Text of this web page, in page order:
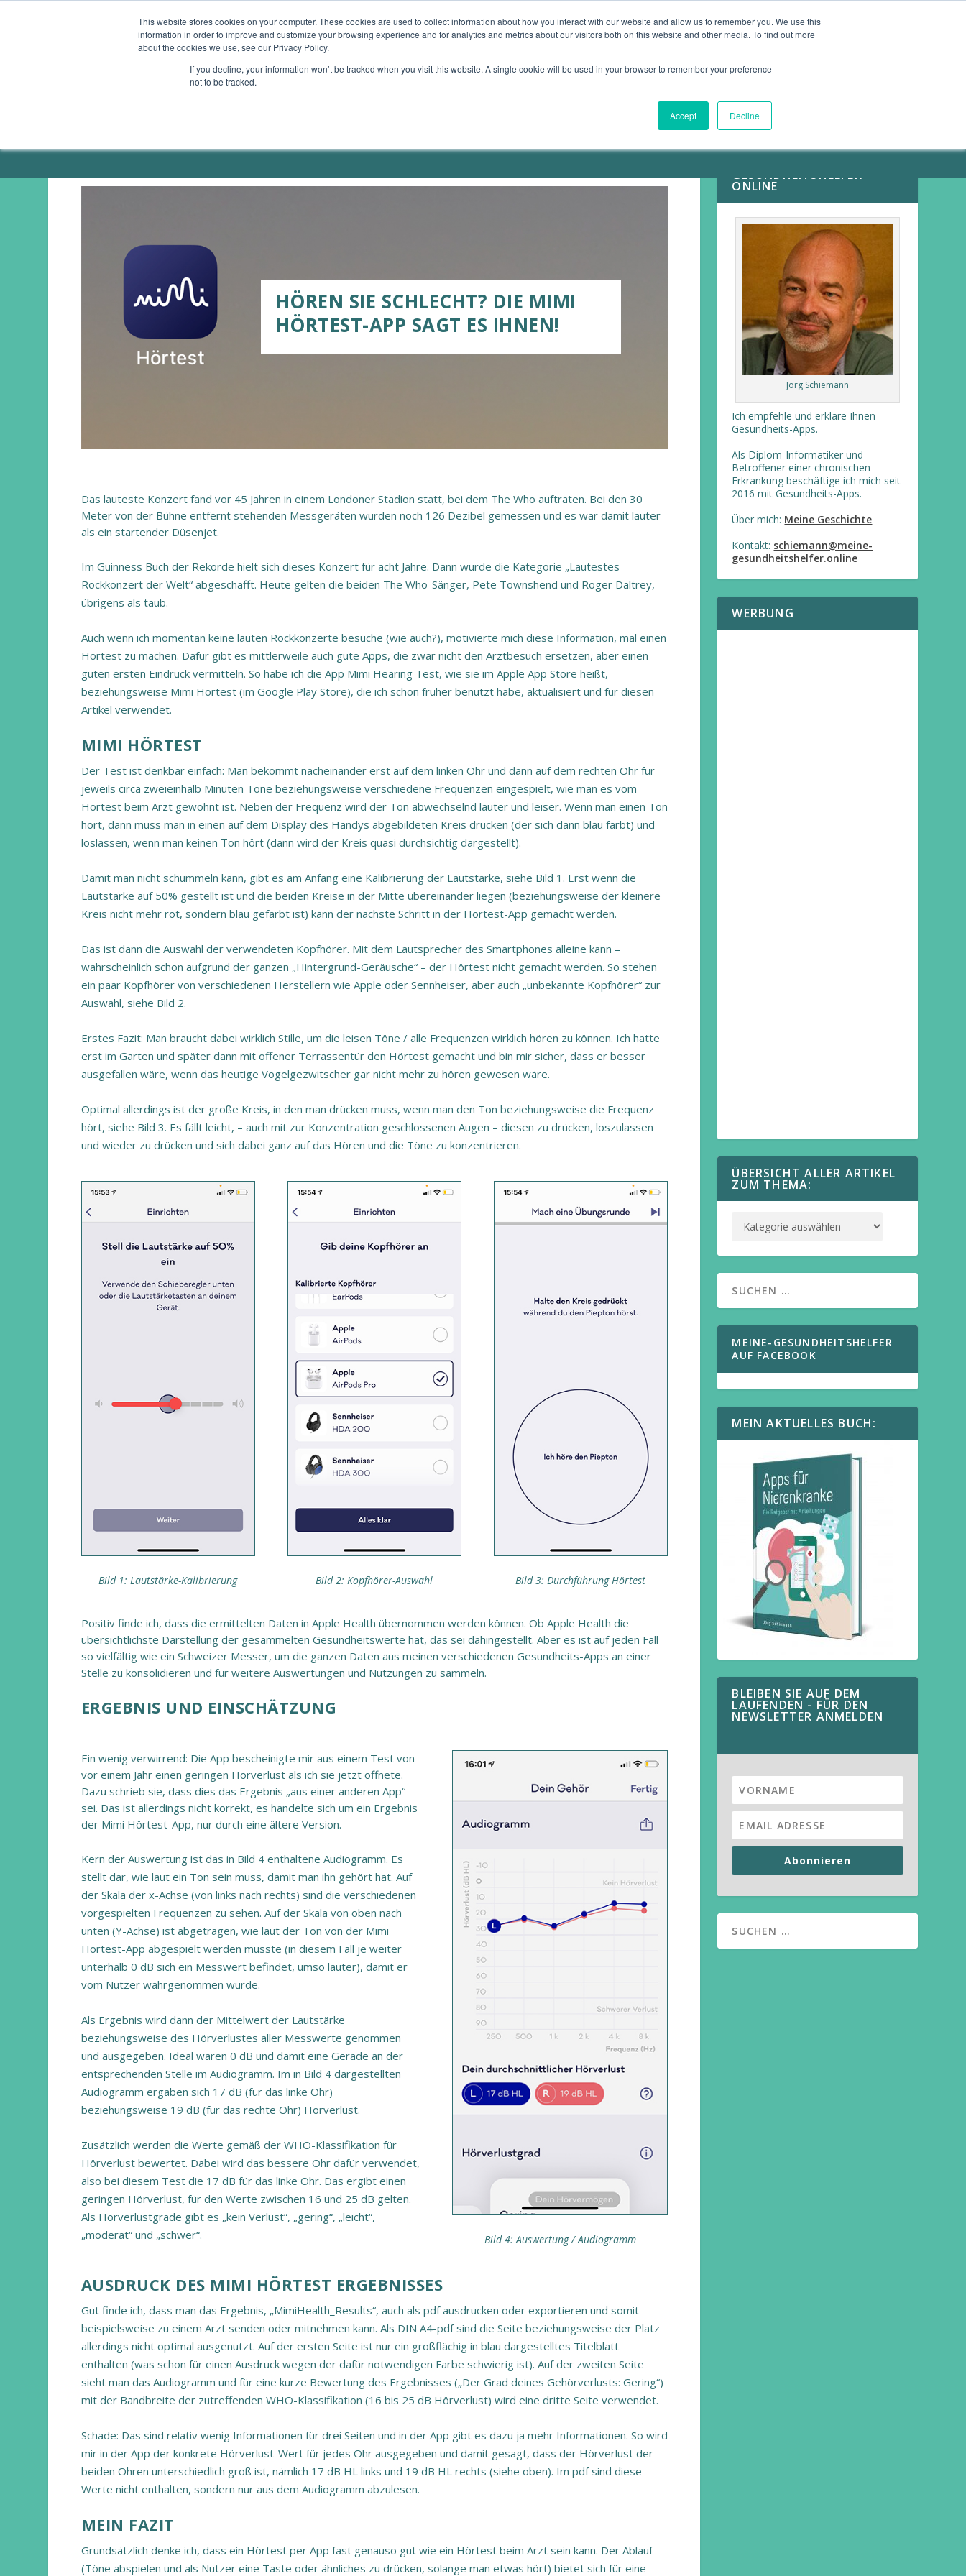
This website stores cookies on your computer. These cookies are used to collect information about how you interact with our website and allow us to remember you. We use this
information in order to improve and customize your browsing experience and for analytics and metrics about our visitors both on this website and other media. To find out more
about the cookies we use, see our Privacy Policy.
If you decline, your information won’t be tracked when you visit this website. A single cookie will be used in your browser to remember your preference
not to be tracked.
Accept Decline
GESUNDHEITS-APPS SMARTE GERÄTE MEIN ANGEBOT
HÖREN SIE SCHLECHT? DIE MIMI
HÖRTEST-APP SAGT ES IHNEN!
Das lauteste Konzert fand vor 45 Jahren in einem Londoner Stadion statt, bei dem The Who auftraten. Bei den 30
Meter von der Bühne entfernt stehenden Messgeräten wurden noch 126 Dezibel gemessen und es war damit lauter
als ein startender Düsenjet.
Im Guinness Buch der Rekorde hielt sich dieses Konzert für acht Jahre. Dann wurde die Kategorie „Lautestes
Rockkonzert der Welt“ abgeschafft. Heute gelten die beiden The Who-Sänger, Pete Townshend und Roger Daltrey,
übrigens als taub.
Auch wenn ich momentan keine lauten Rockkonzerte besuche (wie auch?), motivierte mich diese Information, mal einen
Hörtest zu machen. Dafür gibt es mittlerweile auch gute Apps, die zwar nicht den Arztbesuch ersetzen, aber einen
guten ersten Eindruck vermitteln. So habe ich die App Mimi Hearing Test, wie sie im Apple App Store heißt,
beziehungsweise Mimi Hörtest (im Google Play Store), die ich schon früher benutzt habe, aktualisiert und für diesen
Artikel verwendet.
MIMI HÖRTEST
Der Test ist denkbar einfach: Man bekommt nacheinander erst auf dem linken Ohr und dann auf dem rechten Ohr für
jeweils circa zweieinhalb Minuten Töne beziehungsweise verschiedene Frequenzen eingespielt, wie man es vom
Hörtest beim Arzt gewohnt ist. Neben der Frequenz wird der Ton abwechselnd lauter und leiser. Wenn man einen Ton
hört, dann muss man in einen auf dem Display des Handys abgebildeten Kreis drücken (der sich dann blau färbt) und
loslassen, wenn man keinen Ton hört (dann wird der Kreis quasi durchsichtig dargestellt).
Damit man nicht schummeln kann, gibt es am Anfang eine Kalibrierung der Lautstärke, siehe Bild 1. Erst wenn die
Lautstärke auf 50% gestellt ist und die beiden Kreise in der Mitte übereinander liegen (beziehungsweise der kleinere
Kreis nicht mehr rot, sondern blau gefärbt ist) kann der nächste Schritt in der Hörtest-App gemacht werden.
Das ist dann die Auswahl der verwendeten Kopfhörer. Mit dem Lautsprecher des Smartphones alleine kann –
wahrscheinlich schon aufgrund der ganzen „Hintergrund-Geräusche“ – der Hörtest nicht gemacht werden. So stehen
ein paar Kopfhörer von verschiedenen Herstellern wie Apple oder Sennheiser, aber auch „unbekannte Kopfhörer“ zur
Auswahl, siehe Bild 2.
Erstes Fazit: Man braucht dabei wirklich Stille, um die leisen Töne / alle Frequenzen wirklich hören zu können. Ich hatte
erst im Garten und später dann mit offener Terrassentür den Hörtest gemacht und bin mir sicher, dass er besser
ausgefallen wäre, wenn das heutige Vogelgezwitscher gar nicht mehr zu hören gewesen wäre.
Optimal allerdings ist der große Kreis, in den man drücken muss, wenn man den Ton beziehungsweise die Frequenz
hört, siehe Bild 3. Es fällt leicht, – auch mit zur Konzentration geschlossenen Augen – diesen zu drücken, loszulassen
und wieder zu drücken und sich dabei ganz auf das Hören und die Töne zu konzentrieren.
Bild 1: Lautstärke-Kalibrierung Bild 2: Kopfhörer-Auswahl Bild 3: Durchführung Hörtest
Positiv finde ich, dass die ermittelten Daten in Apple Health übernommen werden können. Ob Apple Health die
übersichtlichste Darstellung der gesammelten Gesundheitswerte hat, das sei dahingestellt. Aber es ist auf jeden Fall
so vielfältig wie ein Schweizer Messer, um die ganzen Daten aus meinen verschiedenen Gesundheits-Apps an einer
Stelle zu konsolidieren und für weitere Auswertungen und Nutzungen zu sammeln.
ERGEBNIS UND EINSCHÄTZUNG
Ein wenig verwirrend: Die App bescheinigte mir aus einem Test von
vor einem Jahr einen geringen Hörverlust als ich sie jetzt öffnete.
Dazu schrieb sie, dass dies das Ergebnis „aus einer anderen App“
sei. Das ist allerdings nicht korrekt, es handelte sich um ein Ergebnis
der Mimi Hörtest-App, nur durch eine ältere Version.
Kern der Auswertung ist das in Bild 4 enthaltene Audiogramm. Es
stellt dar, wie laut ein Ton sein muss, damit man ihn gehört hat. Auf
der Skala der x-Achse (von links nach rechts) sind die verschiedenen
vorgespielten Frequenzen zu sehen. Auf der Skala von oben nach
unten (Y-Achse) ist abgetragen, wie laut der Ton von der Mimi
Hörtest-App abgespielt werden musste (in diesem Fall je weiter
unterhalb 0 dB sich ein Messwert befindet, umso lauter), damit er
vom Nutzer wahrgenommen wurde.
Als Ergebnis wird dann der Mittelwert der Lautstärke
beziehungsweise des Hörverlustes aller Messwerte genommen
und ausgegeben. Ideal wären 0 dB und damit eine Gerade an der
entsprechenden Stelle im Audiogramm. Im in Bild 4 dargestellten
Audiogramm ergaben sich 17 dB (für das linke Ohr)
beziehungsweise 19 dB (für das rechte Ohr) Hörverlust.
Zusätzlich werden die Werte gemäß der WHO-Klassifikation für
Hörverlust bewertet. Dabei wird das bessere Ohr dafür verwendet,
also bei diesem Test die 17 dB für das linke Ohr. Das ergibt einen
geringen Hörverlust, für den Werte zwischen 16 und 25 dB gelten.
Als Hörverlustgrade gibt es „kein Verlust“, „gering“, „leicht“,
„moderat“ und „schwer“.
Bild 4: Auswertung / Audiogramm
AUSDRUCK DES MIMI HÖRTEST ERGEBNISSES
Gut finde ich, dass man das Ergebnis, „MimiHealth_Results“, auch als pdf ausdrucken oder exportieren und somit
beispielsweise zu einem Arzt senden oder mitnehmen kann. Als DIN A4-pdf sind die Seite beziehungsweise der Platz
allerdings nicht optimal ausgenutzt. Auf der ersten Seite ist nur ein großflächig in blau dargestelltes Titelblatt
enthalten (was schon für einen Ausdruck wegen der dafür notwendigen Farbe schwierig ist). Auf der zweiten Seite
sieht man das Audiogramm und für eine kurze Bewertung des Ergebnisses („Der Grad deines Gehörverlusts: Gering“)
mit der Bandbreite der zutreffenden WHO-Klassifikation (16 bis 25 dB Hörverlust) wird eine dritte Seite verwendet.
Schade: Das sind relativ wenig Informationen für drei Seiten und in der App gibt es dazu ja mehr Informationen. So wird
mir in der App der konkrete Hörverlust-Wert für jedes Ohr ausgegeben und damit gesagt, dass der Hörverlust der
beiden Ohren unterschiedlich groß ist, nämlich 17 dB HL links und 19 dB HL rechts (siehe oben). Im pdf sind diese
Werte nicht enthalten, sondern nur aus dem Audiogramm abzulesen.
MEIN FAZIT
Grundsätzlich denke ich, dass ein Hörtest per App fast genauso gut wie ein Hörtest beim Arzt sein kann. Der Ablauf
(Töne abspielen und als Nutzer eine Taste oder ähnliches zu drücken, solange man etwas hört) bietet sich für eine
GESUNDHEITSHELFER
ONLINE
Jörg Schiemann
Ich empfehle und erkläre Ihnen
Gesundheits-Apps.
Als Diplom-Informatiker und
Betroffener einer chronischen
Erkrankung beschäftige ich mich seit
2016 mit Gesundheits-Apps.
Über mich: Meine Geschichte
Kontakt: schiemann@meine-
gesundheitshelfer.online
WERBUNG
ÜBERSICHT ALLER ARTIKEL
ZUM THEMA:
MEINE-GESUNDHEITSHELFER
AUF FACEBOOK
MEIN AKTUELLES BUCH:
BLEIBEN SIE AUF DEM
LAUFENDEN - FÜR DEN
NEWSLETTER ANMELDEN
Abonnieren